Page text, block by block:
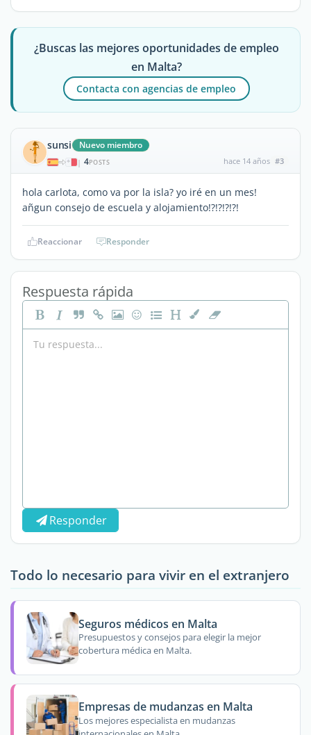
¿Buscas las mejores oportunidades de empleo
en Malta?
Contacta con agencias de empleo
sunsi Nuevo miembro
| 4POSTS hace 14 años #3
hola carlota, como va por la isla? yo iré en un mes!
añgun consejo de escuela y alojamiento!?!?!?!?!
Reaccionar Responder
Respuesta rápida
Responder
Todo lo necesario para vivir en el extranjero
Seguros médicos en Malta
Presupuestos y consejos para elegir la mejor
cobertura médica en Malta.
Empresas de mudanzas en Malta
Los mejores especialista en mudanzas